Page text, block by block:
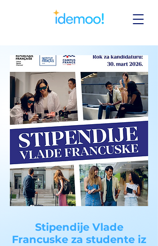
Stipendije Vlade
Francuske za studente iz